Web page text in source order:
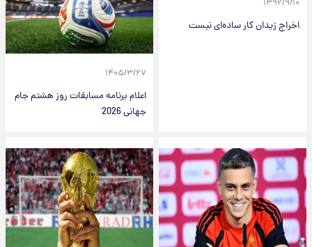
۱۳۹۲/۹/۱۰
اخراج زیدان کار ساده‌ای نیست
۱۴۰۵/۳/۲۷
اعلام برنامه مسابقات روز هشتم جام‌
جهانی 2026